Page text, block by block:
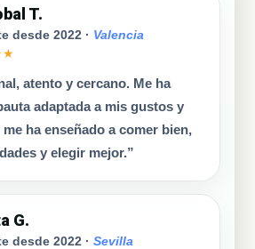
T.
desde 2022 · Valencia
atento y cercano. Me ha
adaptada a mis gustos y
ha enseñado a comer bien,
y elegir mejor.”
G.
desde 2022 · Sevilla